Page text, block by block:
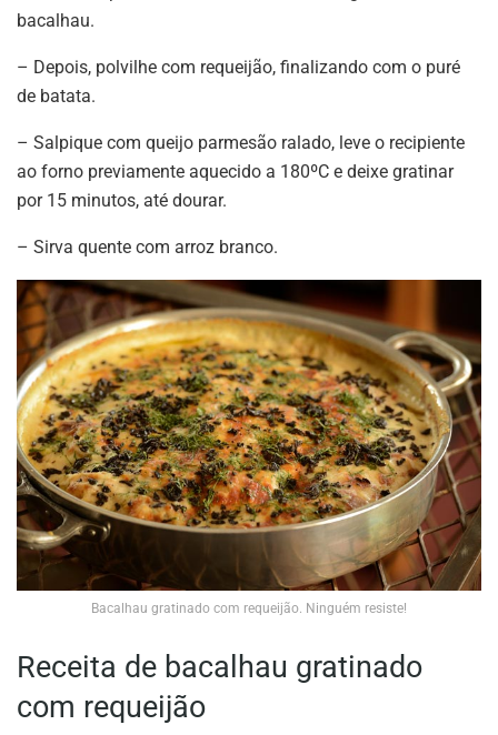
bacalhau.
– Depois, polvilhe com requeijão, finalizando com o puré
de batata.
– Salpique com queijo parmesão ralado, leve o recipiente
ao forno previamente aquecido a 180ºC e deixe gratinar
por 15 minutos, até dourar.
– Sirva quente com arroz branco.
Bacalhau gratinado com requeijão. Ninguém resiste!
Receita de bacalhau gratinado
com requeijão